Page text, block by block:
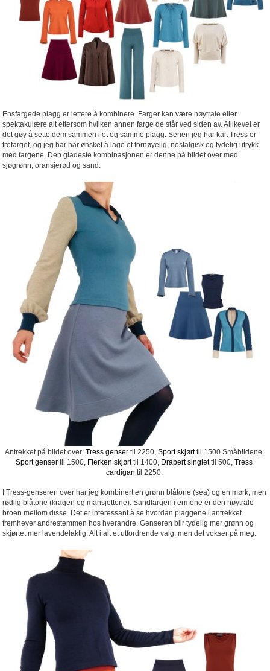
Ensfargede plagg er lettere å kombinere. Farger kan være nøytrale eller
spektakulære alt ettersom hvilken annen farge de står ved siden av. Allikevel er
det gøy å sette dem sammen i et og samme plagg. Serien jeg har kalt Tress er
trefarget, og jeg har har ønsket å lage et fornøyelig, nostalgisk og tydelig utrykk
med fargene. Den gladeste kombinasjonen er denne på bildet over med
sjøgrønn, oransjerød og sand.
Antrekket på bildet over: Tress gensertil 2250, Sport skjørttil 1500 Småbildene:
Sport genser til 1500, Flerken skjørttil 1400, Drapert singlettil 500, Tress
cardigan til 2250.
I Tress-genseren over har jeg kombinert en grønn blåtone (sea) og en mørk, men
rødlig blåtone (kragen og mansjettene). Sandfargen i ermene er den nøytrale
broen mellom disse. Det er interessant å se hvordan plaggene i antrekket
fremhever andrestemmen hos hverandre. Genseren blir tydelig mer grønn og
skjørtet mer lavendelaktig. Alt i alt et utfordrende valg, men det vokser på meg.